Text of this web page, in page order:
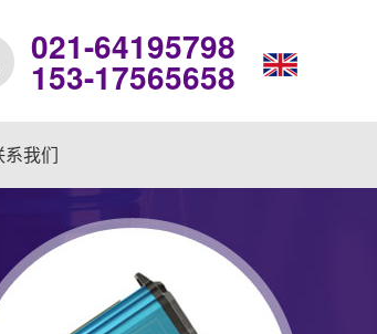
021-64195798
153-17565658
系我们